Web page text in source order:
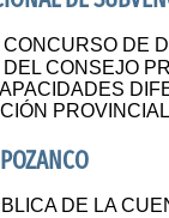
DE
DEL CONSEJO
DE LA